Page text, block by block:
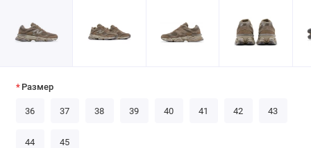
Размер
36 37 38 39 40 41 42 43
44 45